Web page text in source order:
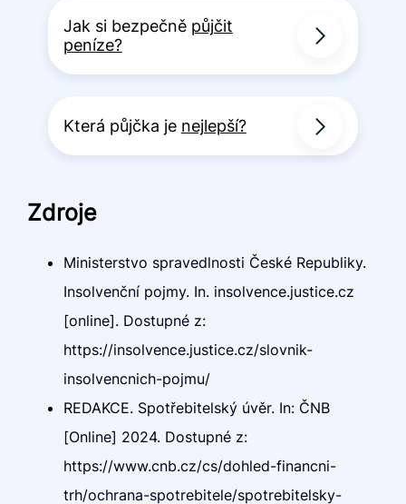
Jak si bezpečně půjčit
peníze?
Která půjčka je nejlepší?
Zdroje
Ministerstvo spravedlnosti České Republiky.
Insolvenční pojmy. In. insolvence.justice.cz
[online]. Dostupné z:
https://insolvence.justice.cz/slovnik-
insolvencnich-pojmu/
REDAKCE. Spotřebitelský úvěr. In: ČNB
[Online] 2024. Dostupné z:
https://www.cnb.cz/cs/dohled-financni-
trh/ochrana-spotrebitele/spotrebitelsky-